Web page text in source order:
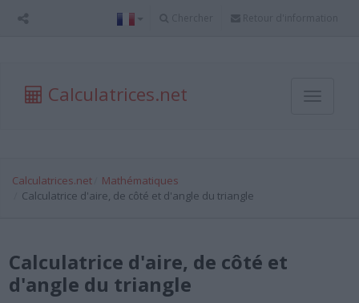
Calculatrices.net
Toggle
Calculatrices.net
Mathématiques
Calculatrice d'aire, de côté et d'angle du triangle
Calculatrice d'aire, de côté et
d'angle du triangle